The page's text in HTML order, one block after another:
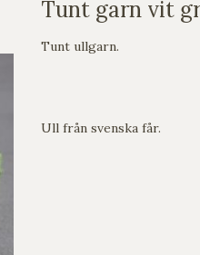
Tunt garn vit
Tunt ullgarn.
Ull från svenska får.